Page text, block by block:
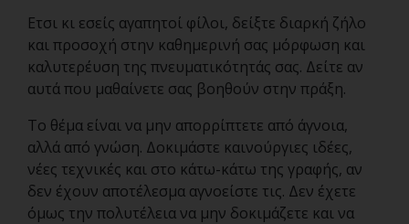
Ετσι κι εσείς αγαπητοί φίλοι, δείξτε διαρκή ζήλο
και προσοχή στην καθημερινή σας μόρφωση και
καλυτερέυση της πνευματικότητάς σας. Δείτε αν
αυτά που μαθαίνετε σας βοηθούν στην πράξη.
Το θέμα είναι να μην απορρίπτετε από άγνοια,
αλλά από γνώση. Δοκιμάστε καινούργιες ιδέες,
νέες τεχνικές και στο κάτω-κάτω της γραφής, αν
δεν έχουν αποτέλεσμα αγνοείστε τις. Δεν έχετε
όμως την πολυτέλεια να μην δοκιμάζετε και να